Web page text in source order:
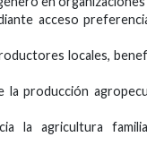
acceso
locales,
producción
la agricultura